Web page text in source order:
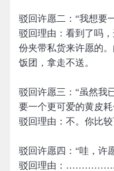
驳回许愿二：“我想要
驳回理由：看到了吗
份夹带私货来许愿的
饭团，拿走不送。
驳回许愿三：“虽然我
要一个更可爱的黄皮耗
驳回理由：不。你比
驳回许愿四：“哇，许
驳回理由：